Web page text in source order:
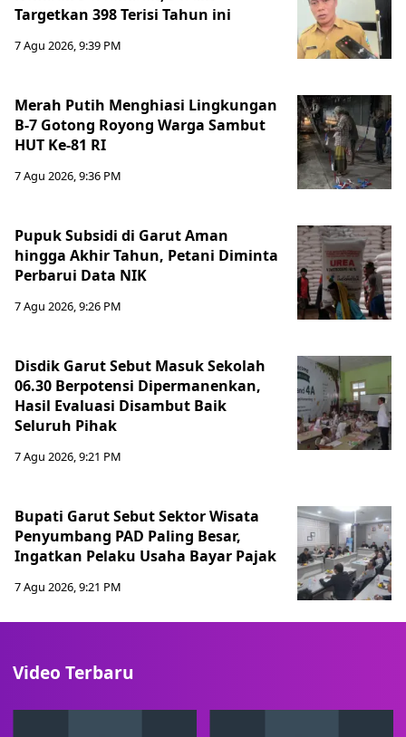
Targetkan 398 Terisi Tahun ini
7 Agu 2026, 9:39 PM
Merah Putih Menghiasi Lingkungan
B-7 Gotong Royong Warga Sambut
HUT Ke-81 RI
7 Agu 2026, 9:36 PM
Pupuk Subsidi di Garut Aman
hingga Akhir Tahun, Petani Diminta
Perbarui Data NIK
7 Agu 2026, 9:26 PM
Disdik Garut Sebut Masuk Sekolah
06.30 Berpotensi Dipermanenkan,
Hasil Evaluasi Disambut Baik
Seluruh Pihak
7 Agu 2026, 9:21 PM
Bupati Garut Sebut Sektor Wisata
Penyumbang PAD Paling Besar,
Ingatkan Pelaku Usaha Bayar Pajak
7 Agu 2026, 9:21 PM
Video Terbaru